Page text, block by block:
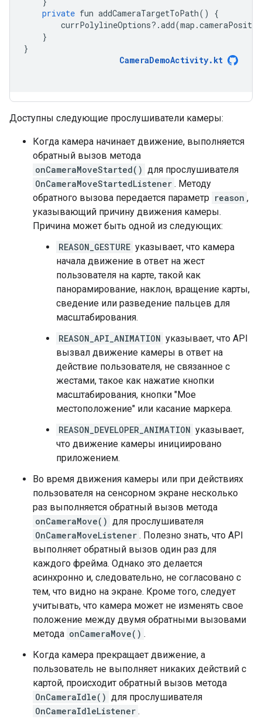
private fun addCameraTargetToPath()
{
currPolylineOptions?.add(map .
}
}
CameraDemoActivity.kt
Доступны следующие прослушиватели камеры:
Когда камера начинает движение, выполняется
обратный вызов метода
onCameraMoveStarted() для прослушивателя
OnCameraMoveStartedListener . Методу
обратного вызова передается параметр reason ,
указывающий причину движения камеры.
Причина может быть одной из следующих:
REASON_GESTURE указывает, что камера
начала движение в ответ на жест
пользователя на карте, такой как
панорамирование, наклон, вращение карты,
сведение или разведение пальцев для
масштабирования.
REASON_API_ANIMATION указывает, что API
вызвал движение камеры в ответ на
действие пользователя, не связанное с
жестами, такое как нажатие кнопки
масштабирования, кнопки "Мое
местоположение" или касание маркера.
REASON_DEVELOPER_ANIMATION указывает,
что движение камеры инициировано
приложением.
Во время движения камеры или при действиях
пользователя на сенсорном экране несколько
раз выполняется обратный вызов метода
onCameraMove() для прослушивателя
OnCameraMoveListener . Полезно знать, что API
выполняет обратный вызов один раз для
каждого фрейма. Однако это делается
асинхронно и, следовательно, не согласовано с
тем, что видно на экране. Кроме того, следует
учитывать, что камера может не изменять свое
положение между двумя обратными вызовами
метода onCameraMove() .
Когда камера прекращает движение, а
пользователь не выполняет никаких действий с
картой, происходит обратный вызов метода
OnCameraIdle() для прослушивателя
OnCameraIdleListener .